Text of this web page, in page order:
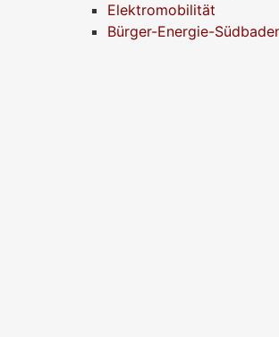
Elektromobilität
Bürger-Energie-